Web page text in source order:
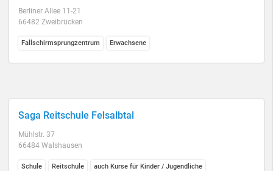
Berliner Allee 11-21
66482 Zweibrücken
Fallschirmsprungzentrum Erwachsene
Saga Reitschule Felsalbtal
Mühlstr. 37
66484 Walshausen
Schule Reitschule auch Kurse für Kinder / Jugendliche